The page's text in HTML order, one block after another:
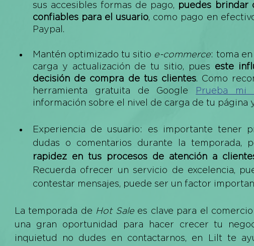
sus accesibles formas de pago, puedes brindar
confiables para el usuario, como pago en
Paypal.
Mantén optimizado tu sitio e-commerce: toma
carga y actualización de tu sitio, pues este
decisión de compra de tus clientes. Como
herramienta gratuita de Google Prueba mi
información sobre el nivel de carga de tu página
Experiencia de usuario: es importante tener
dudas o comentarios durante la temporada,
rapidez en tus procesos de atención a
Recuerda ofrecer un servicio de excelencia,
contestar mensajes, puede ser un factor
La temporada de Hot Sale es clave para el
una gran oportunidad para hacer crecer tu
inquietud no dudes en contactarnos, en Lilt te